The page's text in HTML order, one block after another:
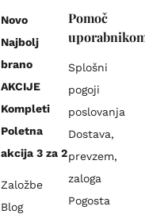
Novo
Najbolj
brano
AKCIJE
Kompleti
Poletna
akcija 3 za 2
Založbe
Blog
Pomoč
Splošni
pogoji
poslovanja
Dostava,
prevzem,
zaloga
Pogosta